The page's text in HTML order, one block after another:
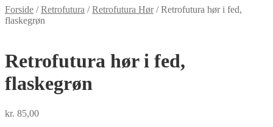
Forside /Retrofutura /Retrofutura Hør/Retrofutura hør i fed,
flaskegrøn
Retrofutura hør i fed,
flaskegrøn
kr. 85,00